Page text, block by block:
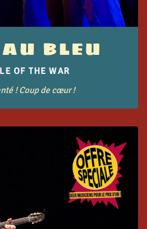
BLEU
OF THE WAR
! Coup de cœur !